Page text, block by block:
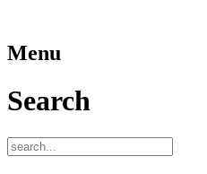
Menu
Search